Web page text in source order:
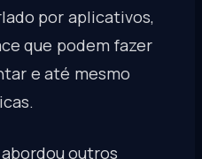
por aplicativos,
que podem fazer
e até mesmo
outros